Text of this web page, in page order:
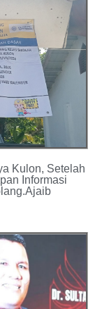
Kulon, Setelah
Informasi